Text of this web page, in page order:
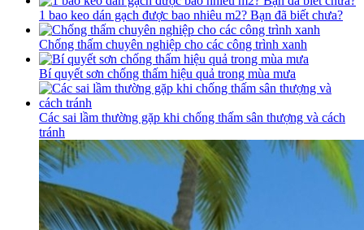
1 bao keo dán gạch được bao nhiêu m2? Bạn đã biết chưa?
Chống thấm chuyên nghiệp cho các công trình xanh
Bí quyết sơn chống thấm hiệu quả trong mùa mưa
Các sai lầm thường gặp khi chống thấm sân thượng và cách
tránh